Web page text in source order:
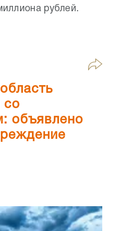
рублей.
со
объявлено